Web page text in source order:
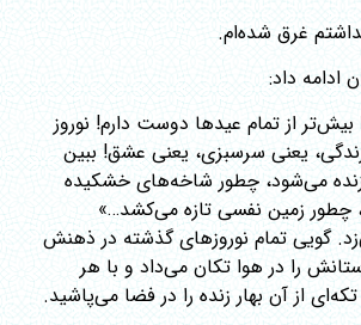
غرق شده‌ام.
ادامه داد:
بیش‌تر از تمام عیدها دوست دارم! نوروز
یعنی سرسبزی، یعنی عشق! ببین
می‌شود، چطور شاخه‌های خشکیده
چطور زمین نفسی تازه می‌کشد…»
گویی تمام نوروزهای گذشته در ذهنش
را در هوا تکان می‌داد و با هر
از آن بهار زنده را در فضا می‌پاشید.